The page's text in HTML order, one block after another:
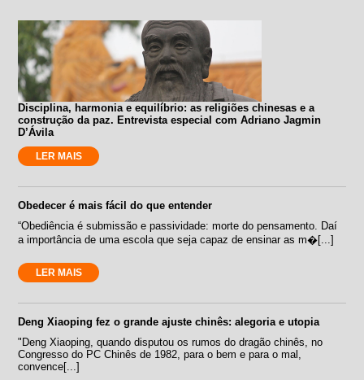
Disciplina, harmonia e equilíbrio: as religiões chinesas e a
construção da paz. Entrevista especial com Adriano Jagmin
D’Ávila
LER MAIS
Obedecer é mais fácil do que entender
“Obediência é submissão e passividade: morte do pensamento. Daí
a importância de uma escola que seja capaz de ensinar as m�[...]
LER MAIS
Deng Xiaoping fez o grande ajuste chinês: alegoria e utopia
"Deng Xiaoping, quando disputou os rumos do dragão chinês, no
Congresso do PC Chinês de 1982, para o bem e para o mal,
convence[...]